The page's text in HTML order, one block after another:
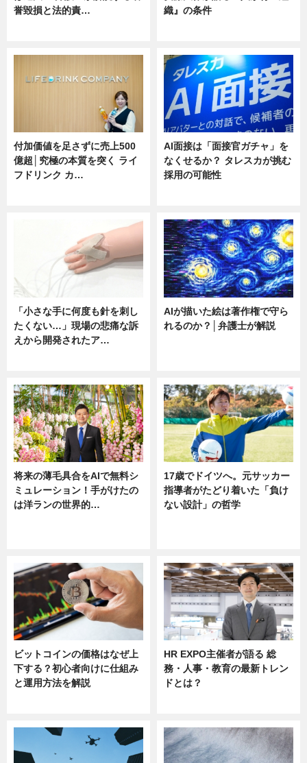
誉毀損と法的責…
織』の条件
付加価値を足さずに売上500
億超│究極の本質を突く ライ
フドリンク カ…
AI面接は「面接官ガチャ」を
なくせるか？ タレスカが挑む
採用の可能性
「小さな手に何度も針を刺し
たくない…」現場の悲痛な訴
えから開発されたア…
AIが描いた絵は著作権で守ら
れるのか？│弁護士が解説
将来の薄毛具合をAIで無料シ
ミュレーション！手がけたの
は洋ランの世界的…
17歳でドイツへ。元サッカー
指導者がたどり着いた「負け
ない設計」の哲学
ビットコインの価格はなぜ上
下する？初心者向けに仕組み
と運用方法を解説
HR EXPO主催者が語る 総
務・人事・教育の最新トレン
ドとは？